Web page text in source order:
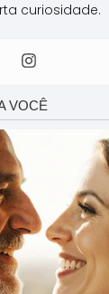
curiosidade.